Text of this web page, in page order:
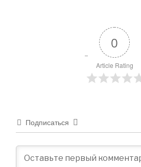
0
Article Rating
Подписаться